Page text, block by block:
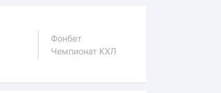
Фонбет
Чемпионат КХЛ